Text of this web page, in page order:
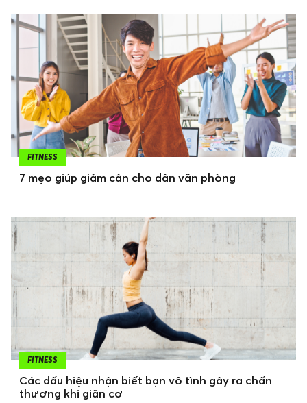
FITNESS
7 mẹo giúp giảm cân cho dân văn phòng
FITNESS
Các dấu hiệu nhận biết bạn vô tình gây ra chấn
thương khi giãn cơ